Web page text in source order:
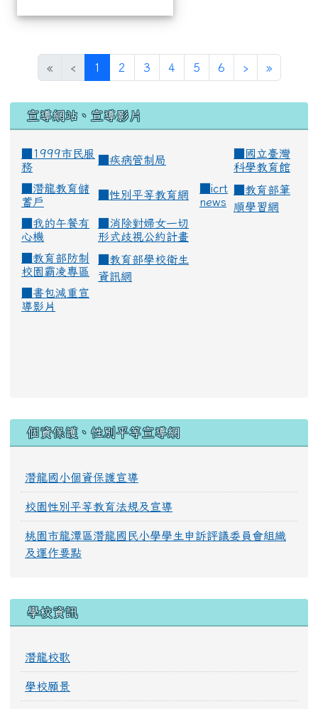
« ‹ 1 (current)
2 3 4 5 6 › »
宣導網站、宣導影片
■1999市民服
務
疾病管制局
國立臺灣
科學教育館
潛龍教育儲
蓄戶
性別平等教育網
icrt
news
教育部筆
順學習網
我的午餐有
心機
消除對婦女一切
形式歧視公約計畫
教育部防制
校園霸凌專區
教育部學校衛生
資訊網
書包減重宣
導影片
個資保護、性別平等宣導網
潛龍國小個資保護宣導
校園性別平等教育法規及宣導
桃園市龍潭區潛龍國民小學學生申訴評議委員會組織
及運作要點
學校資訊
潛龍校歌
學校願景